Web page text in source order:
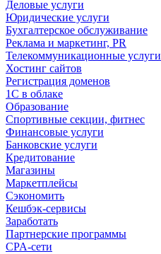
Деловые услуги
Юридические услуги
Бухгалтерское обслуживание
Реклама и маркетинг, PR
Телекоммуникационные услуги
Хостинг сайтов
Регистрация доменов
1С в облаке
Образование
Спортивные секции, фитнес
Финансовые услуги
Банковские услуги
Кредитование
Магазины
Маркетплейсы
Сэкономить
Кешбэк-сервисы
Заработать
Партнерские программы
CPA-сети